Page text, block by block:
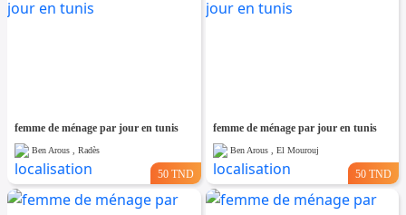
femme de ménage par jour en tunis
Ben Arous , Radès
50 TND
femme de ménage par jour en tunis
Ben Arous , El Mourouj
50 TND